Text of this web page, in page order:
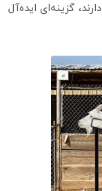
گزینه‌ای ایده‌آل